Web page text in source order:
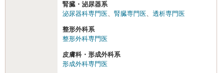
腎臓・泌尿器系
泌尿器科専門医、 腎臓専門医、 透析専門医
整形外科系
整形外科専門医
皮膚科・形成外科系
形成外科専門医